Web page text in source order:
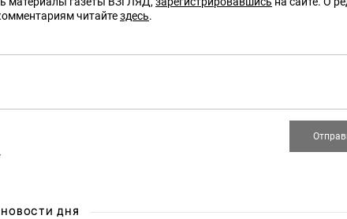
читайтездесь.
НОВОСТИ ДНЯ